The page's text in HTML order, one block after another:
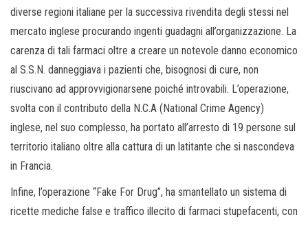
diverse regioni italiane per la successiva rivendita degli stessi nel
mercato inglese procurando ingenti guadagni all’organizzazione. La
carenza di tali farmaci oltre a creare un notevole danno economico
al S.S.N. danneggiava i pazienti che, bisognosi di cure, non
riuscivano ad approvvigionarsene poiché introvabili. L’operazione,
svolta con il contributo della N.C.A (National Crime Agency)
inglese, nel suo complesso, ha portato all’arresto di 19 persone sul
territorio italiano oltre alla cattura di un latitante che si nascondeva
in Francia.
Infine, l’operazione “Fake For Drug”, ha smantellato un sistema di
ricette mediche false e traffico illecito di farmaci stupefacenti, con